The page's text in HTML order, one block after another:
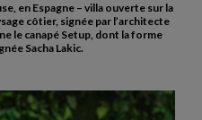
en Espagne – villa ouverte sur la
côtier, signée par l’architecte
le canapé Setup, dont la forme
Sacha Lakic.